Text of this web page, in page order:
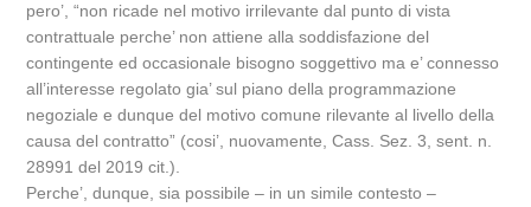
pero’, “non ricade nel motivo irrilevante dal punto di vista
contrattuale perche’ non attiene alla soddisfazione del
contingente ed occasionale bisogno soggettivo ma e’ connesso
all’interesse regolato gia’ sul piano della programmazione
negoziale e dunque del motivo comune rilevante al livello della
causa del contratto” (cosi’, nuovamente, Cass. Sez. 3, sent. n.
28991 del 2019 cit.).
Perche’, dunque, sia possibile – in un simile contesto –